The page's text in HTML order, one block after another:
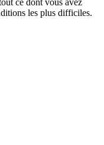
ce dont vous avez
les plus difficiles.